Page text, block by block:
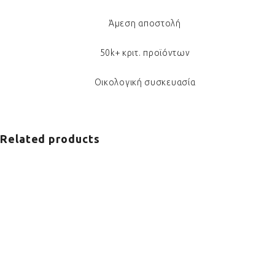
Άμεση αποστολή
50k+ κριτ. προϊόντων
Οικολογική συσκευασία
Related products